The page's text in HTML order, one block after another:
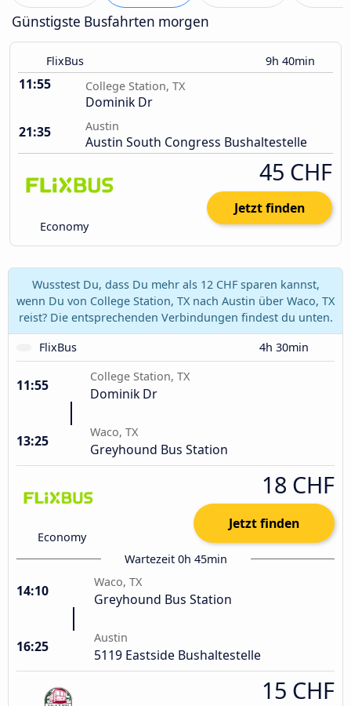
Günstigste Busfahrten morgen
FlixBus 9h 40min
11:55 College Station, TX
Dominik Dr
21:35
Austin
Austin South Congress Bushaltestelle
Economy
45 CHF
Jetzt finden
Wusstest Du, dass Du mehr als 12 CHF sparen kannst,
wenn Du von College Station, TX nach Austin über Waco, TX
reist? Die entsprechenden Verbindungen findest du unten.
FlixBus
4h 30min
11:55
College Station, TX
Dominik Dr
13:25
Waco, TX
Greyhound Bus Station
Economy
18 CHF
Jetzt finden
Wartezeit 0h 45min
14:10
Waco, TX
Greyhound Bus Station
16:25
Austin
5119 Eastside Bushaltestelle
15 CHF